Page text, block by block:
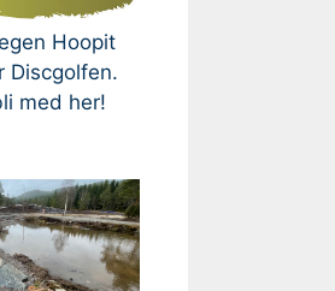
Hoopit
Discgolfen.
med her!